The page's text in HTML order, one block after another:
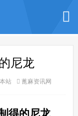
尼龙
本站 蓖麻资讯网
得的尼龙